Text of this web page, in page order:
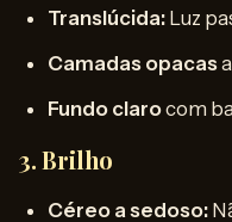
Translúcida: Luz
Camadas opacas
Fundo clarocom
3. Brilho
Céreo a sedoso: